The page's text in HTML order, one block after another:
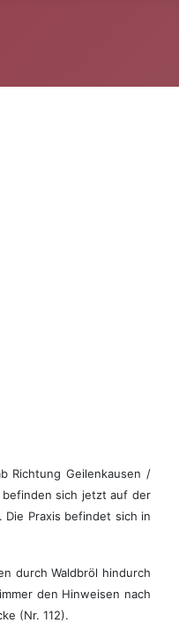
Richtung Geilenkausen /
befinden sich jetzt auf der
Praxis befindet sich in
durch Waldbröl hindurch
den Hinweisen nach
(Nr. 112).